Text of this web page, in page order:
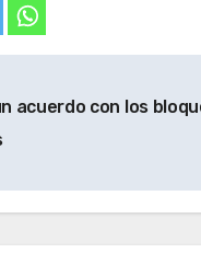
acuerdo con los